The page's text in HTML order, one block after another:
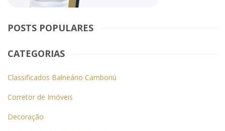
POSTS POPULARES
CATEGORIAS
Classificados Balneário Camboriú
Corretor de Imóveis
Decoração